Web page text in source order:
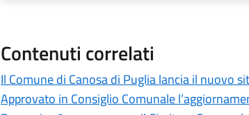
Contenuti correlati
Il Comune di Canosa di Puglia lancia il nuovo
Approvato in Consiglio Comunale